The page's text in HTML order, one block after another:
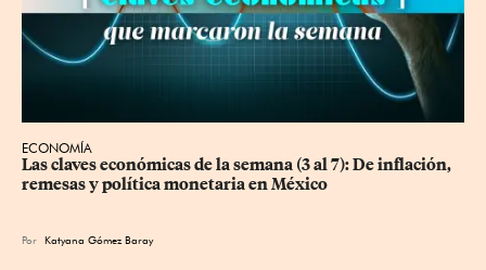
ECONOMÍA
Las claves económicas de la semana (3 al 7): De inflación,
remesas y política monetaria en México
Por Katyana Gómez Baray